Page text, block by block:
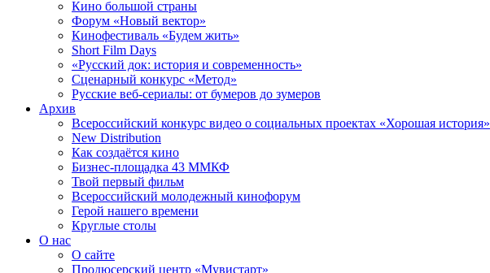
Кино большой страны
Форум «Новый вектор»
Кинофестиваль «Будем жить»
Short Film Days
«Русский док: история и современность»
Сценарный конкурс «Метод»
Русские веб-сериалы: от бумеров до зумеров
Архив
Всероссийский конкурс видео о социальных проектах «Хорошая история»
New Distribution
Как создаётся кино
Бизнес-площадка 43 ММКФ
Твой первый фильм
Всероссийский молодежный кинофорум
Герой нашего времени
Круглые столы
О нас
О сайте
Продюсерский центр «Мувистарт»